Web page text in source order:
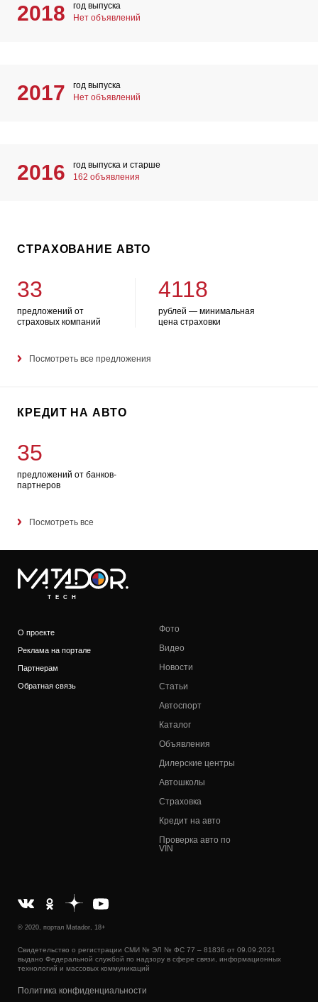
2018
год выпуска
Нет объявлений
2017
год выпуска
Нет объявлений
2016
год выпуска и старше
162 объявления
СТРАХОВАНИЕ АВТО
33
предложений от
страховых компаний
4118
рублей — минимальная
цена страховки
Посмотреть все предложения
КРЕДИТ НА АВТО
35
предложений от банков-
партнеров
Посмотреть все
TECH
О проекте
Реклама на портале
Партнерам
Обратная связь
Фото
Видео
Новости
Статьи
Автоспорт
Каталог
Объявления
Дилерские центры
Автошколы
Страховка
Кредит на авто
Проверка авто по
VIN
© 2020, портал Matador, 18+
Свидетельство о регистрации СМИ № ЭЛ № ФС 77 – 81836 от 09.09.2021
выдано Федеральной службой по надзору в сфере связи, информационных
технологий и массовых коммуникаций
Политика конфиденциальности